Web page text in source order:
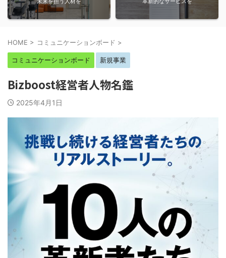
HOME > コミュニケーションボード >
コミュニケーションボード 新規事業
Bizboost経営者人物名鑑
2025年4月1日